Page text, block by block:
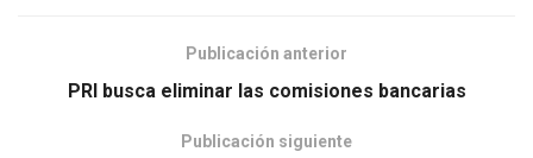
Publicación anterior
PRI busca eliminar las comisiones bancarias
Publicación siguiente